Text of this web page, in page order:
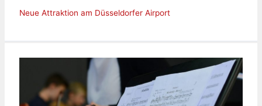
Neue Attraktion am Düsseldorfer Airport